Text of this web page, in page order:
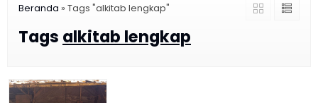
Beranda » Tags "alkitab lengkap"
Tags alkitab lengkap